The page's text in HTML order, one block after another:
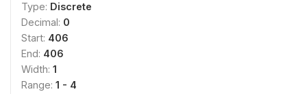
Type: Discrete
Decimal: 0
Start: 406
End: 406
Width: 1
Range: 1 - 4